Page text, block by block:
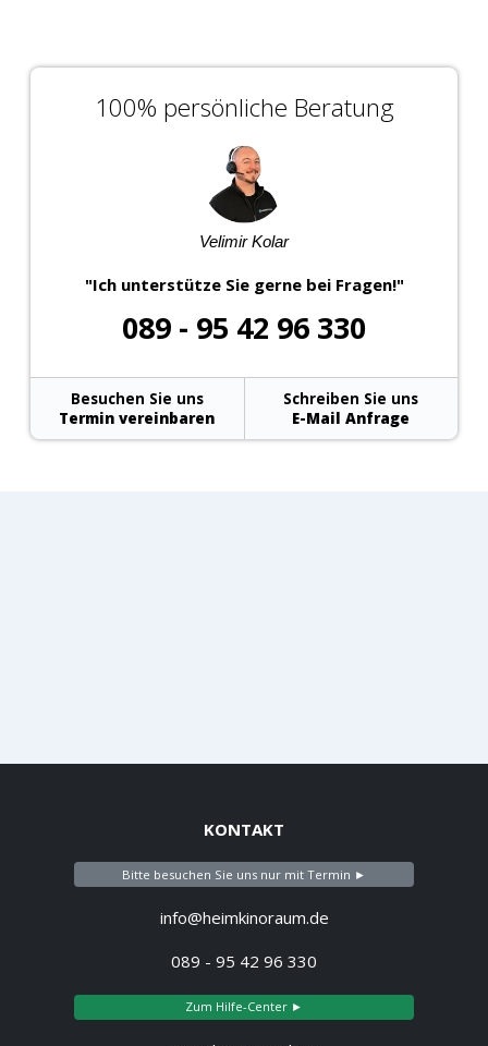
100% persönliche Beratung
Velimir Kolar
"Ich unterstütze Sie gerne bei Fragen!"
089 - 95 42 96 330
Besuchen Sie uns
Termin vereinbaren
Schreiben Sie uns
E-Mail Anfrage
KONTAKT
Bitte besuchen Sie uns nur mit Termin ►
info@heimkinoraum.de
089 - 95 42 96 330
Zum Hilfe-Center ►